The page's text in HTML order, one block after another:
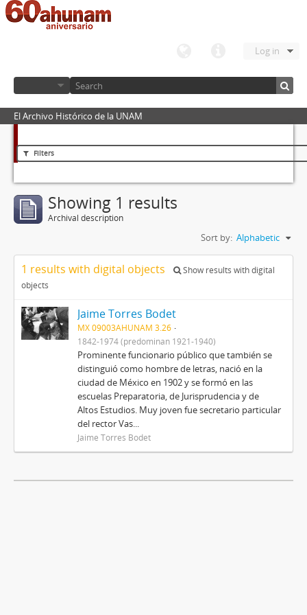
Log in
El Archivo Histórico de la UNAM
Filters
Showing 1 results
Archival description
Sort by: Alphabetic
1 results with digital objects
Show results with digital
objects
Jaime Torres Bodet
MX 09003AHUNAM 3.26
1842-1974 (predominan 1921-1940)
Prominente funcionario público que también se
distinguió como hombre de letras, nació en la
ciudad de México en 1902 y se formó en las
escuelas Preparatoria, de Jurisprudencia y de
Altos Estudios. Muy joven fue secretario particular
del rector Vas...
Jaime Torres Bodet